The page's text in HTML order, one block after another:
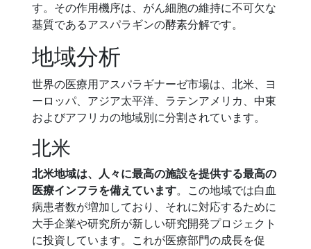
す。その作用機序は、がん細胞の維持に不可欠な
基質であるアスパラギンの酵素分解です。
地域分析
世界の医療用アスパラギナーゼ市場は、北米、ヨ
ーロッパ、アジア太平洋、ラテンアメリカ、中東
およびアフリカの地域別に分割されています。
北米
北米地域は、人々に最高の施設を提供する最高の
医療インフラを備えています。この地域では白血
病患者数が増加しており、それに対応するために
大手企業や研究所が新しい研究開発プロジェクト
に投資しています。これが医療部門の成長を促